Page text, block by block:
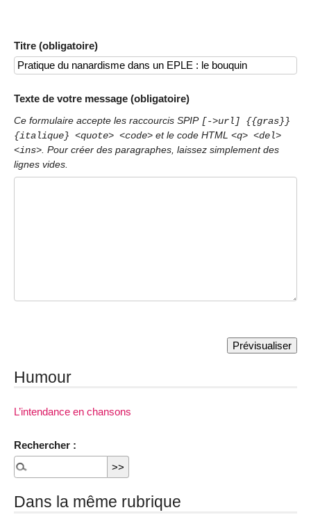
Titre (obligatoire)
Texte de votre message (obligatoire)
Ce formulaire accepte les raccourcis SPIP [->url] {{gras}}
{italique} <quote> <code> et le code HTML <q> <del>
<ins> . Pour créer des paragraphes, laissez simplement des
lignes vides.
Humour
L’intendance en chansons
Rechercher :
Dans la même rubrique